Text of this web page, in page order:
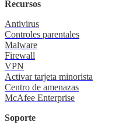
Recursos
Antivirus
Controles parentales
Malware
Firewall
VPN
Activar tarjeta minorista
Centro de amenazas
McAfee Enterprise
Soporte